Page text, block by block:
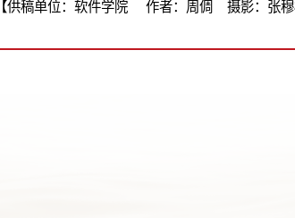
【供稿单位：软件学院 作者：周倜 摄影：张